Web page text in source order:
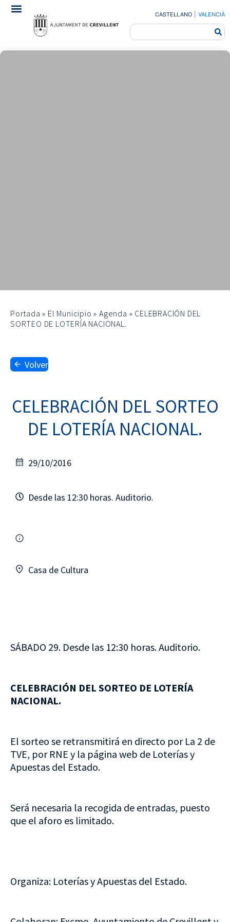
CASTELLANO VALENCIÀ
Portada » El Municipio »Agenda » CELEBRACIÓN DEL
SORTEO DE LOTERÍA NACIONAL.
Volver
CELEBRACIÓN DEL SORTEO
DE LOTERÍA NACIONAL.
29/10/2016
Desde las 12:30 horas. Auditorio.
Casa de Cultura
SÁBADO 29. Desde las 12:30 horas. Auditorio.
CELEBRACIÓN DEL SORTEO DE LOTERÍA
NACIONAL.
El sorteo se retransmitirá en directo por La 2 de
TVE, por RNE y la página web de Loterías y
Apuestas del Estado.
Será necesaria la recogida de entradas, puesto
que el aforo es limitado.
Organiza: Loterías y Apuestas del Estado.